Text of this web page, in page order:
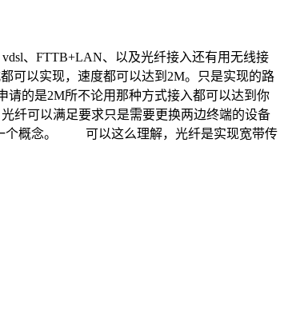
、FTTB+LAN、以及光纤接入还有用无线接
可以实现，速度都可以达到2M。只是实现的路
请的是2M所不论用那种方式接入都可以达到你
纤可以满足要求只是需要更换两边终端的设备
个概念。 可以这么理解，光纤是实现宽带传